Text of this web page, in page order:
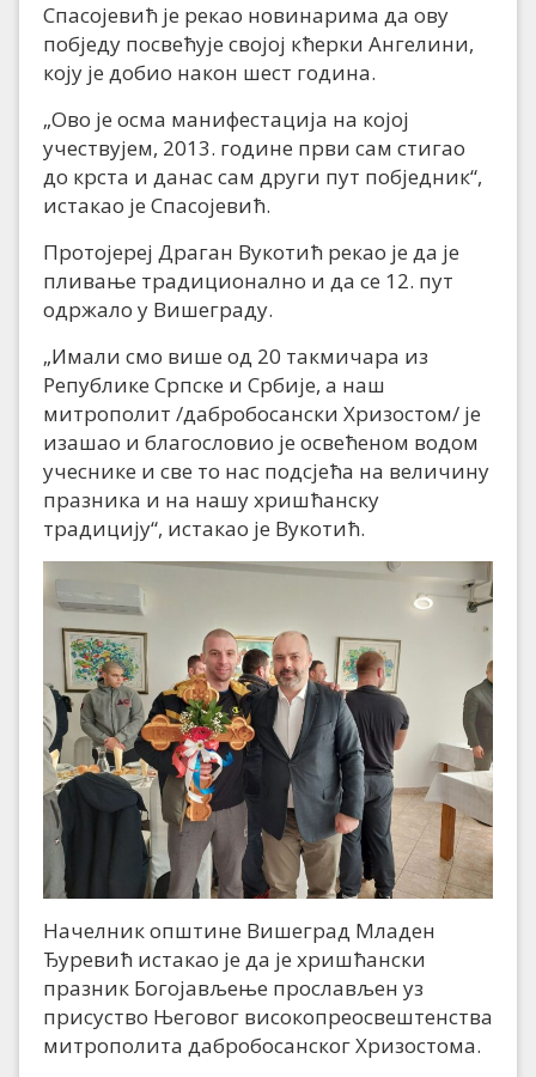
Спасојевић је рекао новинарима да ову
побједу посвећује својој кћерки Ангелини,
коју је добио након шест година.
„Ово је осма манифестација на којој
учествујем, 2013. године први сам стигао
до крста и данас сам други пут побједник“,
истакао је Спасојевић.
Протојереј Драган Вукотић рекао је да је
пливање традиционално и да се 12. пут
одржало у Вишеграду.
„Имали смо више од 20 такмичара из
Републике Српске и Србије, а наш
митрополит /дабробосански Хризостом/ је
изашао и благословио је освећеном водом
учеснике и све то нас подсјећа на величину
празника и на нашу хришћанску
традицију“, истакао је Вукотић.
Начелник општине Вишеград Младен
Ђуревић истакао је да је хришћански
празник Богојављење прослављен уз
присуство Његовог високопреосвештенства
митрополита дабробосанског Хризостома.